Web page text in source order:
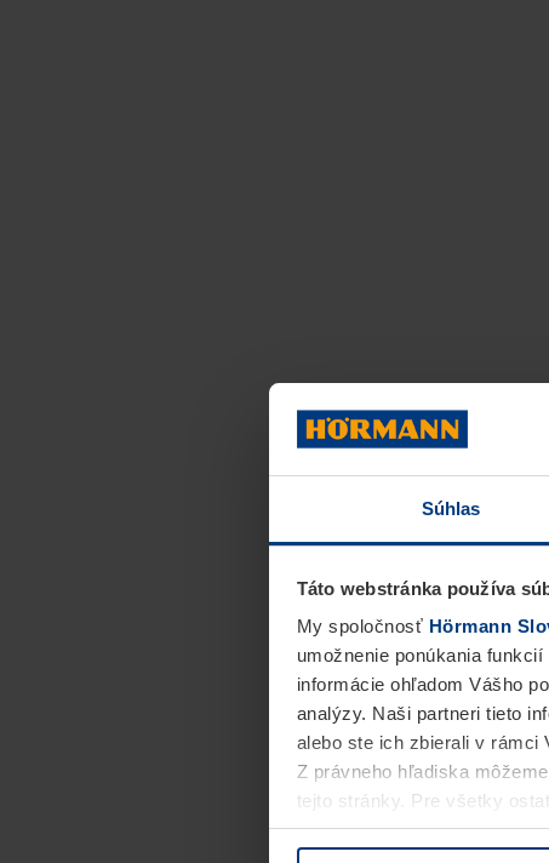
Súhlas
Táto webstránka používa
My spoločnosť Hörmann
umožnenie ponúkania
informácie ohľadom Vášho
analýzy. Naši partneri tieto
alebo ste ich zbierali v rámci
Z právneho hľadiska
tejto stránky. Pre všetky
alebo odvolať vo vysvetlení